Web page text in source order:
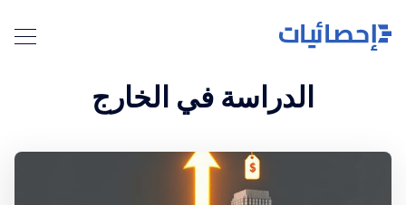
الدراسة في الخارج